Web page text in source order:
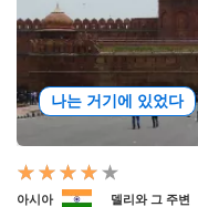
나는 거기에 있었다
아시아 델리와 그 주변